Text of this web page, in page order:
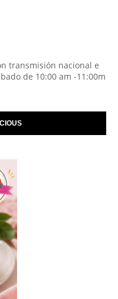
transmisión nacional e
de 10:00 am -11:00m